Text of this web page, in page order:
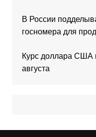
В России
госномера для
Курс доллара США
августа